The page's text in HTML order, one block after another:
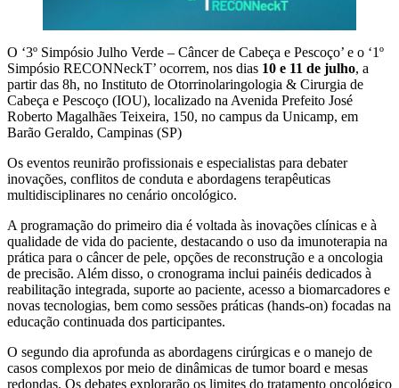
O ‘3º Simpósio Julho Verde – Câncer de Cabeça e Pescoço’ e o ‘1º
Simpósio RECONNeckT’ ocorrem, nos dias 10 e 11 de julho, a
partir das 8h, no Instituto de Otorrinolaringologia & Cirurgia de
Cabeça e Pescoço (IOU), localizado na Avenida Prefeito José
Roberto Magalhães Teixeira, 150, no campus da Unicamp, em
Barão Geraldo, Campinas (SP)
Os eventos reunirão profissionais e especialistas para debater
inovações, conflitos de conduta e abordagens terapêuticas
multidisciplinares no cenário oncológico.
A programação do primeiro dia é voltada às inovações clínicas e à
qualidade de vida do paciente, destacando o uso da imunoterapia na
prática para o câncer de pele, opções de reconstrução e a oncologia
de precisão. Além disso, o cronograma inclui painéis dedicados à
reabilitação integrada, suporte ao paciente, acesso a biomarcadores e
novas tecnologias, bem como sessões práticas (hands-on) focadas na
educação continuada dos participantes.
O segundo dia aprofunda as abordagens cirúrgicas e o manejo de
casos complexos por meio de dinâmicas de tumor board e mesas
redondas. Os debates explorarão os limites do tratamento oncológico